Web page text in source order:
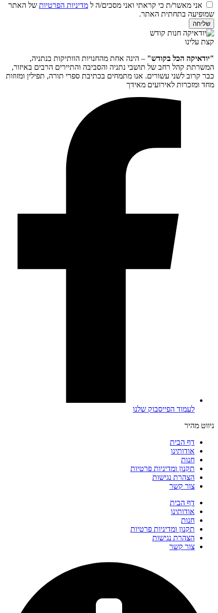
אני מאשר/ת כי קראתי ואני מסכים/ה ל מדיניות הפרטיות של האתר
שמופיעה בתחתית האתר.
שליחה
קצת עלינו
"יודאיקה הכל בקודש" – הינה אחת מהחנויות הוותיקות בנתניה,
המשרתת קהל רחב של תושבי נתניה והסביבה והתיירים הרבים באיזור,
כבר קרוב לשני עשורים. אנו מתמחים בכתיבת ספרי תורה, תפילין ומזוזות
מחד ומזכרות לאירועים מאידך
לעמוד הפייסבוק שלנו
ניווט מהיר
דף הבית
אודותינו
חנות
תקנון ומדיניות פרטיות
הצהרת נגישות
צור קשר
דף הבית
אודותינו
חנות
תקנון ומדיניות פרטיות
הצהרת נגישות
צור קשר